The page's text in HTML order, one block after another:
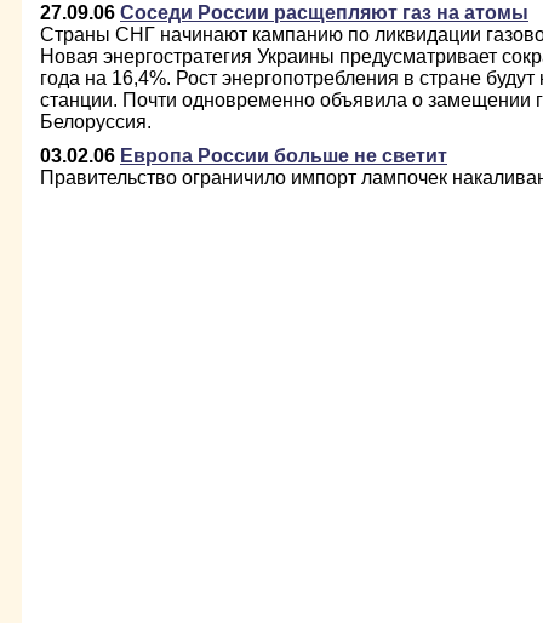
27.09.06 Соседи России расщепляют газ на атомы
Страны СНГ начинают кампанию по ликвидации
Новая энергостратегия Украины предусматривает
года на 16,4%. Рост энергопотребления в стране
станции. Почти одновременно объявила о замещении
Белоруссия.
03.02.06 Европа России больше не светит
Правительство ограничило импорт лампочек